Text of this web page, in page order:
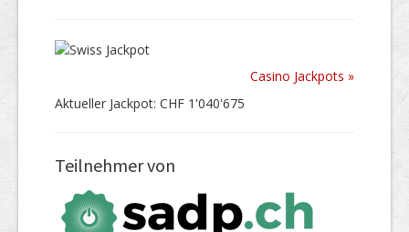
Casino Jackpots »
Aktueller Jackpot: CHF 1'040'675
Teilnehmer von